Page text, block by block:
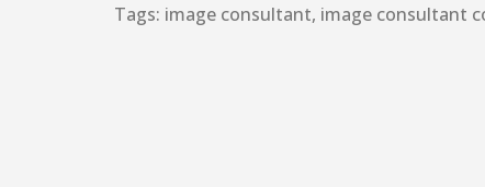
Tags: image consultant, image consultant